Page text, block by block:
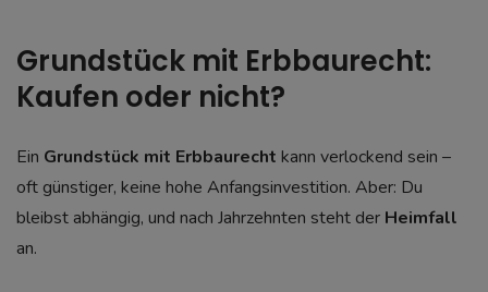
Grundstück mit Erbbaurecht:
Kaufen oder nicht?
Ein Grundstück mit Erbbaurecht kann verlockend sein –
oft günstiger, keine hohe Anfangsinvestition. Aber: Du
bleibst abhängig, und nach Jahrzehnten steht der Heimfall
an.